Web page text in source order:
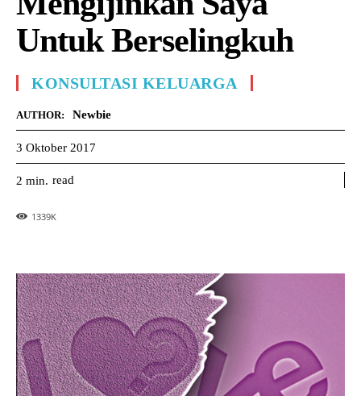
Untuk Berselingkuh
KONSULTASI KELUARGA
AUTHOR: Newbie
3 Oktober 2017
2 min. read
1339K